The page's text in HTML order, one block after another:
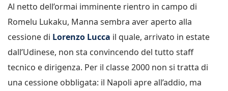
Al netto dell’ormai imminente rientro in campo di
Romelu Lukaku, Manna sembra aver aperto alla
cessione di Lorenzo Lucca il quale, arrivato in estate
dall’Udinese, non sta convincendo del tutto staff
tecnico e dirigenza. Per il classe 2000 non si tratta di
una cessione obbligata: il Napoli apre all’addio, ma